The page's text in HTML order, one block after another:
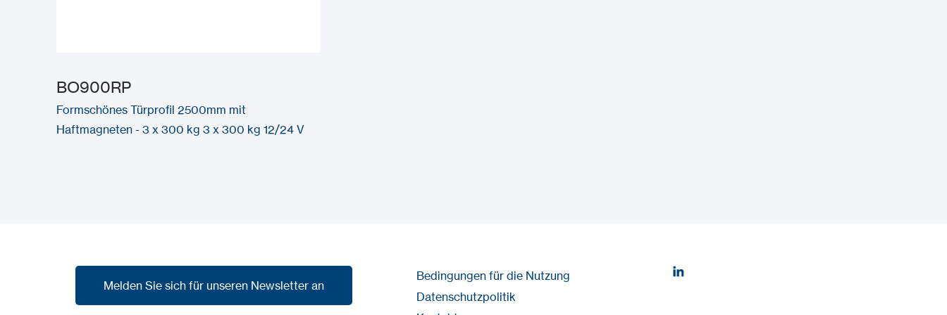
BO900RP
Formschönes Türprofil 2500mm mit
Haftmagneten - 3 x 300 kg 3 x 300 kg 12/24 V
Melden Sie sich für unseren Newsletter an
Bedingungen für die Nutzung
Datenschutzpolitik